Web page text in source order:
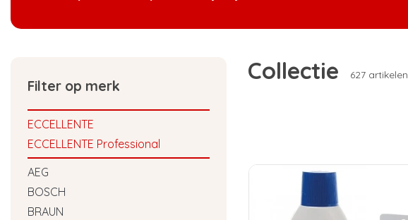
Filter op merk
ECCELLENTE
ECCELLENTE Professional
AEG
BOSCH
BRAUN
Collectie 627 artikelen